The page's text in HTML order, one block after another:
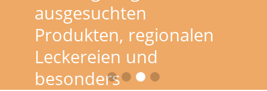
ausgesuchten
Produkten, regionalen
Leckereien und
besonders